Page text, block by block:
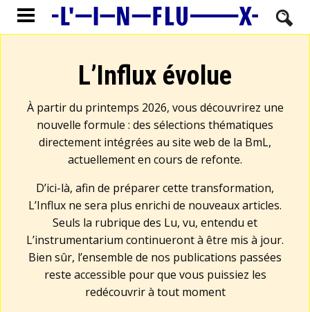
L’Influx évolue
À partir du printemps 2026, vous découvrirez une
nouvelle formule : des sélections thématiques
directement intégrées au site web de la BmL,
actuellement en cours de refonte.
D’ici-là, afin de préparer cette transformation,
L’Influx ne sera plus enrichi de nouveaux articles.
Seuls la rubrique des Lu, vu, entendu et
L’instrumentarium continueront à être mis à jour.
Bien sûr, l’ensemble de nos publications passées
reste accessible pour que vous puissiez les
redécouvrir à tout moment